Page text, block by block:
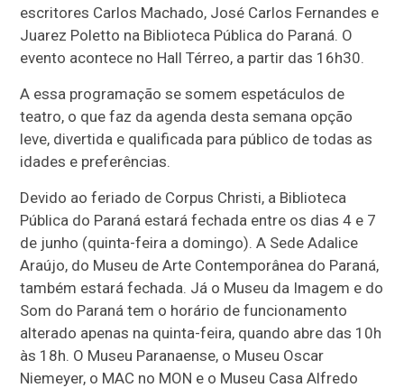
escritores Carlos Machado, José Carlos Fernandes e
Juarez Poletto na Biblioteca Pública do Paraná. O
evento acontece no Hall Térreo, a partir das 16h30.
A essa programação se somem espetáculos de
teatro, o que faz da agenda desta semana opção
leve, divertida e qualificada para público de todas as
idades e preferências.
Devido ao feriado de Corpus Christi, a Biblioteca
Pública do Paraná estará fechada entre os dias 4 e 7
de junho (quinta-feira a domingo). A Sede Adalice
Araújo, do Museu de Arte Contemporânea do Paraná,
também estará fechada. Já o Museu da Imagem e do
Som do Paraná tem o horário de funcionamento
alterado apenas na quinta-feira, quando abre das 10h
às 18h. O Museu Paranaense, o Museu Oscar
Niemeyer, o MAC no MON e o Museu Casa Alfredo